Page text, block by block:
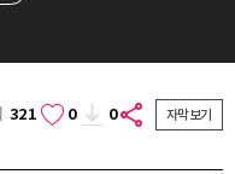
321 0 0 자막보기